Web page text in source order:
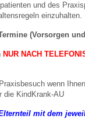
und des
einzuhalten.
(Vorsorgen
NUR NACH
wenn
die KindKrank-AU
mit dem